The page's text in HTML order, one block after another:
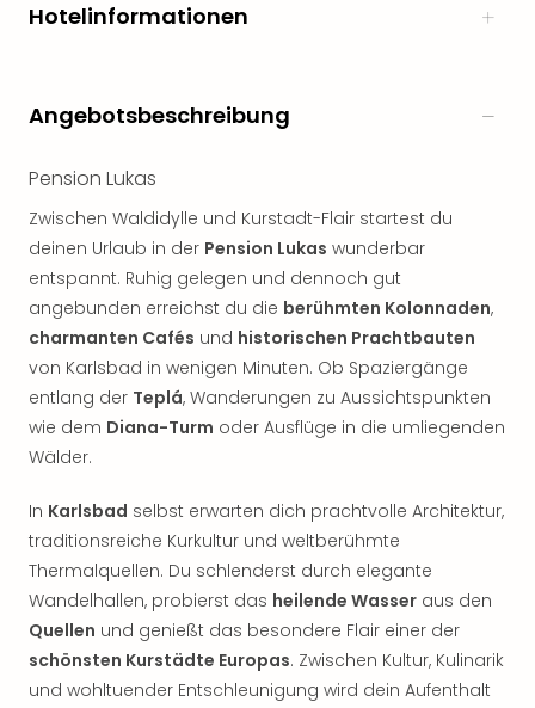
Hotelinformationen
Angebotsbeschreibung
Pension Lukas
Zwischen Waldidylle und Kurstadt-Flair startest du
deinen Urlaub in der Pension Lukas wunderbar
entspannt. Ruhig gelegen und dennoch gut
angebunden erreichst du die berühmten Kolonnaden,
charmanten Cafés und historischen Prachtbauten
von Karlsbad in wenigen Minuten. Ob Spaziergänge
entlang der Teplá, Wanderungen zu Aussichtspunkten
wie dem Diana-Turm oder Ausflüge in die umliegenden
Wälder.
In Karlsbad selbst erwarten dich prachtvolle Architektur,
traditionsreiche Kurkultur und weltberühmte
Thermalquellen. Du schlenderst durch elegante
Wandelhallen, probierst das heilende Wasser aus den
Quellen und genießt das besondere Flair einer der
schönsten Kurstädte Europas. Zwischen Kultur, Kulinarik
und wohltuender Entschleunigung wird dein Aufenthalt